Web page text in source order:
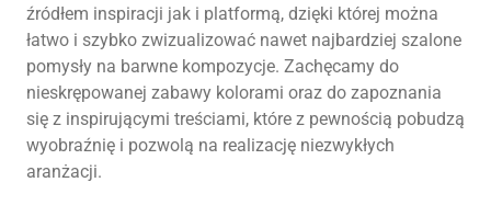
źródłem inspiracji jak i platformą, dzięki której można
łatwo i szybko zwizualizować nawet najbardziej szalone
pomysły na barwne kompozycje. Zachęcamy do
nieskrępowanej zabawy kolorami oraz do zapoznania
się z inspirującymi treściami, które z pewnością pobudzą
wyobraźnię i pozwolą na realizację niezwykłych
aranżacji.